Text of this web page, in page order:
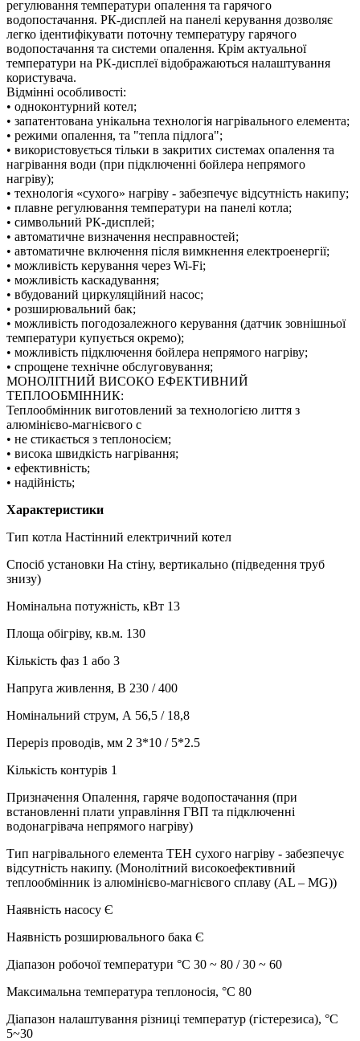
регулювання температури опалення та гарячого
водопостачання. РК-дисплей на панелі керування дозволяє
легко ідентифікувати поточну температуру гарячого
водопостачання та системи опалення. Крім актуальної
температури на РК-дисплеї відображаються налаштування
користувача.
Відмінні особливості:
• одноконтурний котел;
• запатентована унікальна технологія нагрівального елемента;
• режими опалення, та "тепла підлога";
• використовується тільки в закритих системах опалення та
нагрівання води (при підключенні бойлера непрямого
нагріву);
• технологія «сухого» нагріву - забезпечує відсутність накипу;
• плавне регулювання температури на панелі котла;
• символьний РК-дисплей;
• автоматичне визначення несправностей;
• автоматичне включення після вимкнення електроенергії;
• можливість керування через Wi-Fi;
• можливість каскадування;
• вбудований циркуляційний насос;
• розширювальний бак;
• можливість погодозалежного керування (датчик зовнішньої
температури купується окремо);
• можливість підключення бойлера непрямого нагріву;
• спрощене технічне обслуговування;
МОНОЛІТНИЙ ВИСОКО ЕФЕКТИВНИЙ
ТЕПЛООБМІННИК:
Теплообмінник виготовлений за технологією лиття з
алюмінієво-магнієвого с
• не стикається з теплоносієм;
• висока швидкість нагрівання;
• ефективність;
• надійність;
Характеристики
Тип котла Настінний електричний котел
Спосіб установки На стіну, вертикально (підведення труб
знизу)
Номінальна потужність, кВт 13
Площа обігріву, кв.м. 130
Кількість фаз 1 або 3
Напруга живлення, В 230 / 400
Номінальний струм, А 56,5 / 18,8
Переріз проводів, мм 2 3*10 / 5*2.5
Кількість контурів 1
Призначення Опалення, гаряче водопостачання (при
встановленні плати управління ГВП та підключенні
водонагрівача непрямого нагріву)
Тип нагрівального елемента ТЕН сухого нагріву - забезпечує
відсутність накипу. (Монолітний високоефективний
теплообмінник із алюмінієво-магнієвого сплаву (AL – MG))
Наявність насосу Є
Наявність розширювального бака Є
Діапазон робочої температури °C 30 ~ 80 / 30 ~ 60
Максимальна температура теплоносія, °C 80
Діапазон налаштування різниці температур (гістерезиса), °C
5~30